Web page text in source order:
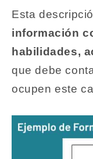
Esta
información
habilidades,
que debe
ocupen este